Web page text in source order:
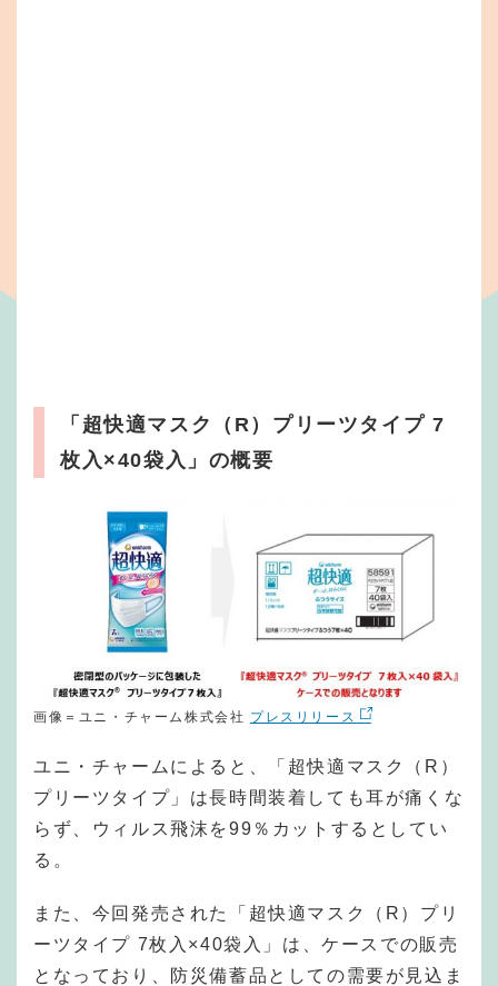
「超快適マスク（R）プリーツタイプ 7
枚入×40袋入」の概要
画像＝ユニ・チャーム株式会社 プレスリリース
ユニ・チャームによると、「超快適マスク（R）
プリーツタイプ」は長時間装着しても耳が痛くな
らず、ウィルス飛沫を99％カットするとしてい
る。
また、今回発売された「超快適マスク（R）プリ
ーツタイプ 7枚入×40袋入」は、ケースでの販売
となっており、防災備蓄品としての需要が見込ま